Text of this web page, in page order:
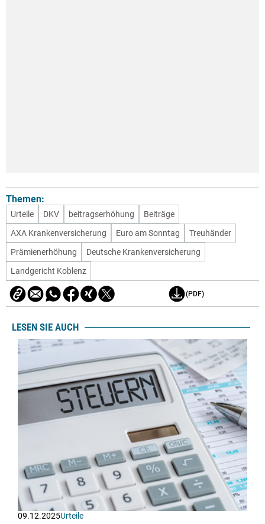
Themen:
Urteile DKV beitragserhöhung
Beiträge
AXA Krankenversicherung
Euro am Sonntag
Treuhänder
Prämienerhöhung
Deutsche Krankenversicherung
Landgericht Koblenz
(PDF)
LESEN SIE AUCH
09.12.2025Urteile